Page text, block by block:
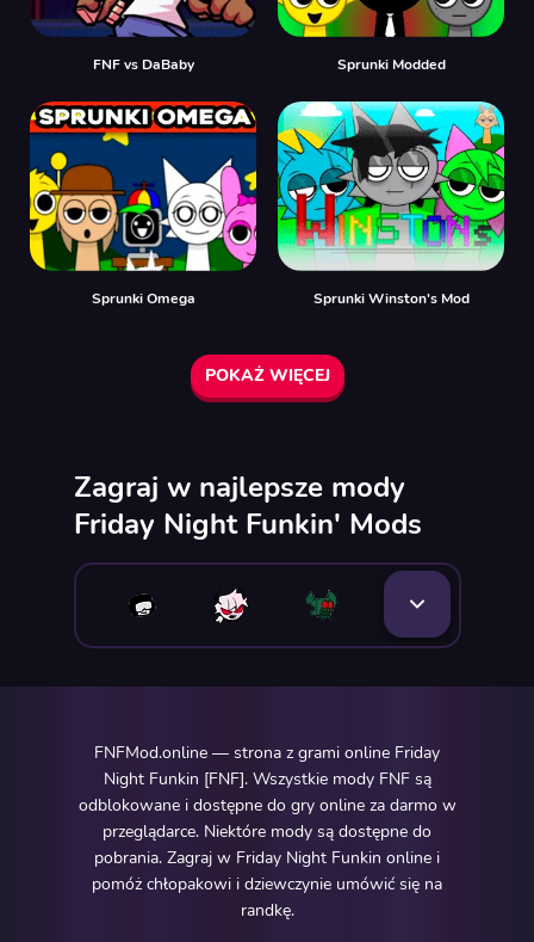
FNF vs DaBaby Sprunki Modded
Sprunki Omega Sprunki Winston's Mod
POKAŻ WIĘCEJ
Zagraj w najlepsze mody
Friday Night Funkin' Mods
FNFMod.online — strona z grami online Friday
Night Funkin [FNF]. Wszystkie mody FNF są
odblokowane i dostępne do gry online za darmo w
przeglądarce. Niektóre mody są dostępne do
pobrania. Zagraj w Friday Night Funkin online i
pomóż chłopakowi i dziewczynie umówić się na
randkę.